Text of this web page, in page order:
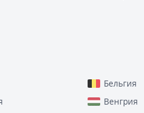
Бельгия
Венгрия